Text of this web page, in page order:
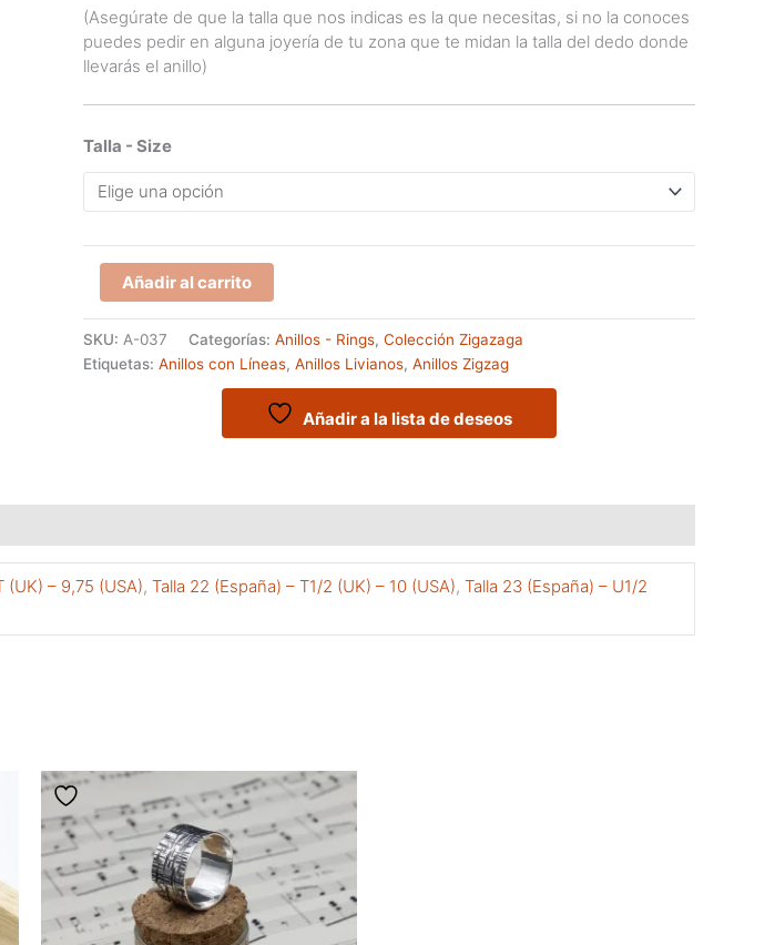
(Asegúrate de que la talla que nos indicas es la que necesitas, si no la conoces
puedes pedir en alguna joyería de tu zona que te midan la talla del dedo donde
llevarás el anillo)
Talla - Size
de
la
serie
ZIGAZAGA
Añadir al carrito
SKU: A-037 Categorías: Anillos - Rings, Colección Zigazaga
Etiquetas: Anillos con Líneas, Anillos Livianos, Anillos Zigzag
Añadir a la lista de deseos
(UK) – 9,75 (USA),Talla 22 (España) – T1/2 (UK) – 10 (USA),Talla 23 (España) – U1/2